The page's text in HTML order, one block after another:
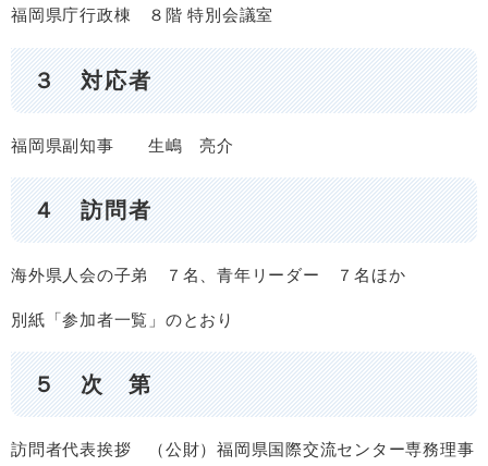
福岡県庁行政棟 ８階 特別会議室
３ 対応者
福岡県副知事 生嶋 亮介
４ 訪問者
海外県人会の子弟 ７名、青年リーダー ７名ほか
別紙「参加者一覧」のとおり
５ 次 第
訪問者代表挨拶 （公財）福岡県国際交流センター専務理事